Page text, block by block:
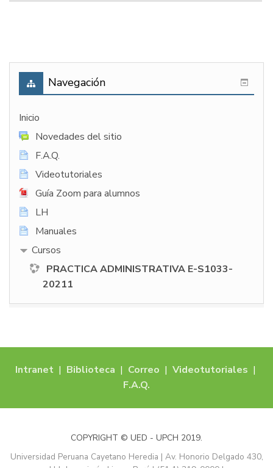
Navegación
Inicio
Novedades del sitio
F.A.Q.
Videotutoriales
Guía Zoom para alumnos
LH
Manuales
Cursos
PRACTICA ADMINISTRATIVA E-S1033-
20211
Intranet| Biblioteca | Correo | Videotutoriales |
F.A.Q.
COPYRIGHT © UED - UPCH 2019.
Universidad Peruana Cayetano Heredia | Av. Honorio Delgado 430,